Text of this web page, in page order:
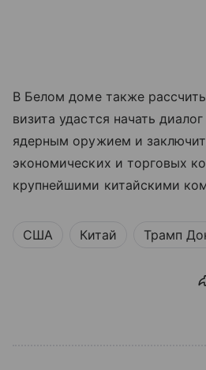
В Белом доме также
визита удастся начать
ядерным оружием и
экономических и торговых
крупнейшими китайскими
США Китай Трамп